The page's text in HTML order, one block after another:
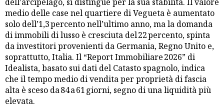
medio delle case nel quartiere di Vegueta è aumentato
solo dell’1,3 percento nell’ultimo anno, ma la domanda
di immobili di lusso è cresciuta del 22 percento, spinta
da investitori provenienti da Germania, Regno Unito e,
soprattutto, Italia. Il “Report Immobiliare 2026” di
Idealista, basato sui dati del Catasto spagnolo, indica
che il tempo medio di vendita per proprietà di fascia
alta è sceso da 84 a 61 giorni, segno di una liquidità più
elevata.